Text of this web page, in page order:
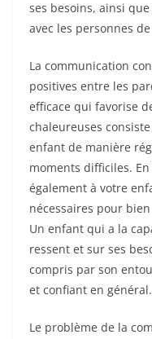
ses besoins, ainsi
avec les personnes
La communication
positives entre les
efficace qui favorise
chaleureuses
enfant de manière
moments difficiles.
également à votre
nécessaires pour
Un enfant qui a la
ressent et sur ses
compris par son
et confiant en général.
Le problème de la